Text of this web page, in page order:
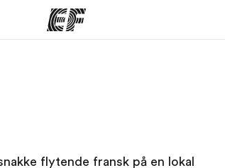
flytende fransk på en lokal